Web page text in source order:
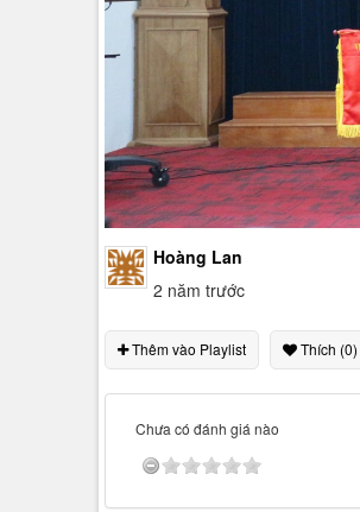
Hoàng Lan
2 năm trước
Thêm vào Playlist Thích (0)
Chưa có đánh giá nào